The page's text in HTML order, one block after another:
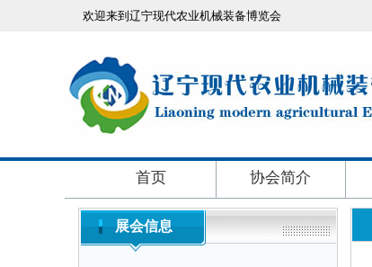
欢迎来到辽宁现代农业机械装备博览会
首页 协会简介
展会信息